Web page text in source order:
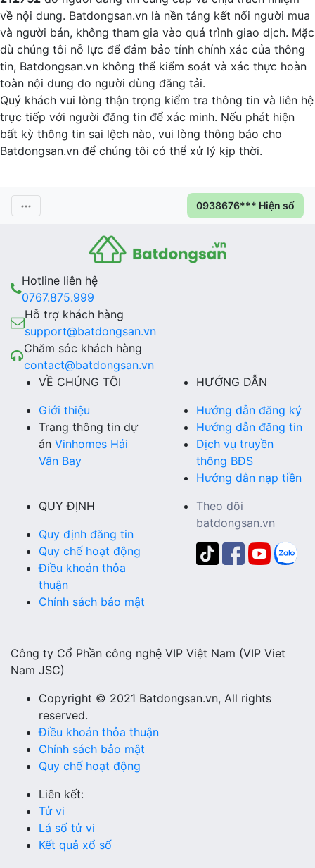
về nội dung. Batdongsan.vn là nền tảng kết nối người mua
và người bán, không tham gia vào quá trình giao dịch. Mặc
dù chúng tôi nỗ lực để đảm bảo tính chính xác của thông
tin, Batdongsan.vn không thể kiểm soát và xác thực hoàn
toàn nội dung do người dùng đăng tải.
Quý khách vui lòng thận trọng kiểm tra thông tin và liên hệ
trực tiếp với người đăng tin để xác minh. Nếu phát hiện
bất kỳ thông tin sai lệch nào, vui lòng thông báo cho
Batdongsan.vn để chúng tôi có thể xử lý kịp thời.
0938676*** Hiện số
Hotline liên hệ
0767.875.999
Hỗ trợ khách hàng
support@batdongsan.vn
Chăm sóc khách hàng
contact@batdongsan.vn
VỀ CHÚNG TÔI
Giới thiệu
Trang thông tin dự
án Vinhomes Hải
Vân Bay
HƯỚNG DẪN
Hướng dẫn đăng ký
Hướng dẫn đăng tin
Dịch vụ truyền
thông BĐS
Hướng dẫn nạp tiền
QUY ĐỊNH
Quy định đăng tin
Quy chế hoạt động
Điều khoản thỏa
thuận
Chính sách bảo mật
Theo dõi
batdongsan.vn
Công ty Cổ Phần công nghệ VIP Việt Nam (VIP Viet
Nam JSC)
Copyright © 2021 Batdongsan.vn, All rights
reserved.
Điều khoản thỏa thuận
Chính sách bảo mật
Quy chế hoạt động
Liên kết:
Tử vi
Lá số tử vi
Kết quả xổ số